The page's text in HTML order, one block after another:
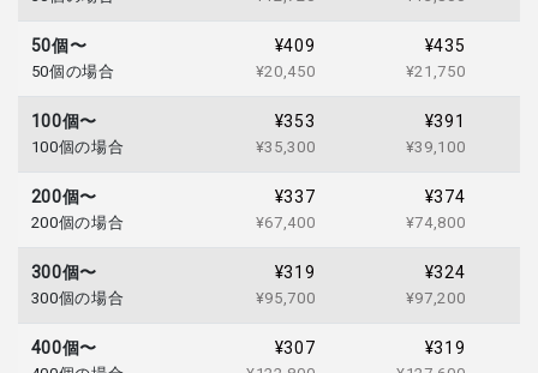
50個〜
50個の場合
¥409
¥20,450
¥435
¥21,750
100個〜
100個の場合
¥353
¥35,300
¥391
¥39,100
200個〜
200個の場合
¥337
¥67,400
¥374
¥74,800
300個〜
300個の場合
¥319
¥95,700
¥324
¥97,200
400個〜 ¥307 ¥319